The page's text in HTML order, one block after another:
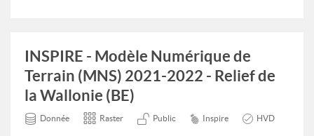
INSPIRE - Modèle Numérique de
Terrain (MNS) 2021-2022 - Relief de
la Wallonie (BE)
Donnée Raster Public Inspire HVD